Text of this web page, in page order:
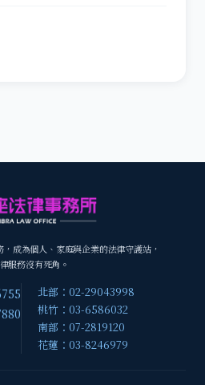
成為個人、家庭與企業的法律守護站，
服務沒有死角。
北部：02-29043998
桃竹：03-6586032
南部：07-2819120
花蓮：03-8246979